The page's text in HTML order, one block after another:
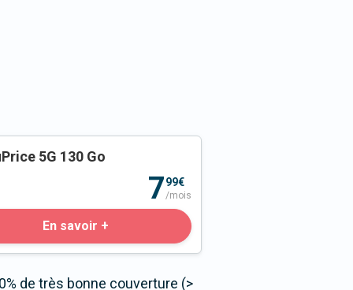
5G 130 Go
799€
/mois
En savoir +
de très bonne couverture (>